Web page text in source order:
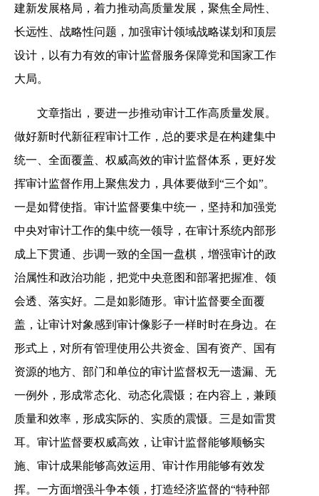
建新发展格局，着力推动高质量发展，聚焦全局性、
长远性、战略性问题，加强审计领域战略谋划和顶层
设计，以有力有效的审计监督服务保障党和国家工作
大局。
文章指出，要进一步推动审计工作高质量发展。
做好新时代新征程审计工作，总的要求是在构建集中
统一、全面覆盖、权威高效的审计监督体系，更好发
挥审计监督作用上聚焦发力，具体要做到“三个如”。
一是如臂使指。审计监督要集中统一，坚持和加强党
中央对审计工作的集中统一领导，在审计系统内部形
成上下贯通、步调一致的全国一盘棋，增强审计的政
治属性和政治功能，把党中央意图和部署把握准、领
会透、落实好。二是如影随形。审计监督要全面覆
盖，让审计对象感到审计像影子一样时时在身边。在
形式上，对所有管理使用公共资金、国有资产、国有
资源的地方、部门和单位的审计监督权无一遗漏、无
一例外，形成常态化、动态化震慑；在内容上，兼顾
质量和效率，形成实际的、实质的震慑。三是如雷贯
耳。审计监督要权威高效，让审计监督能够顺畅实
施、审计成果能够高效运用、审计作用能够有效发
挥。一方面增强斗争本领，打造经济监督的“特种部